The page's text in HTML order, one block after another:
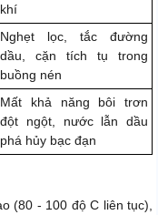
khí
Nghẹt lọc, tắc đường
dầu, cặn tích tụ trong
buồng nén
Mất khả năng bôi trơn
đột ngột, nước lẫn dầu
phá hủy bạc đạn
(80 - 100 độ C liên tục),